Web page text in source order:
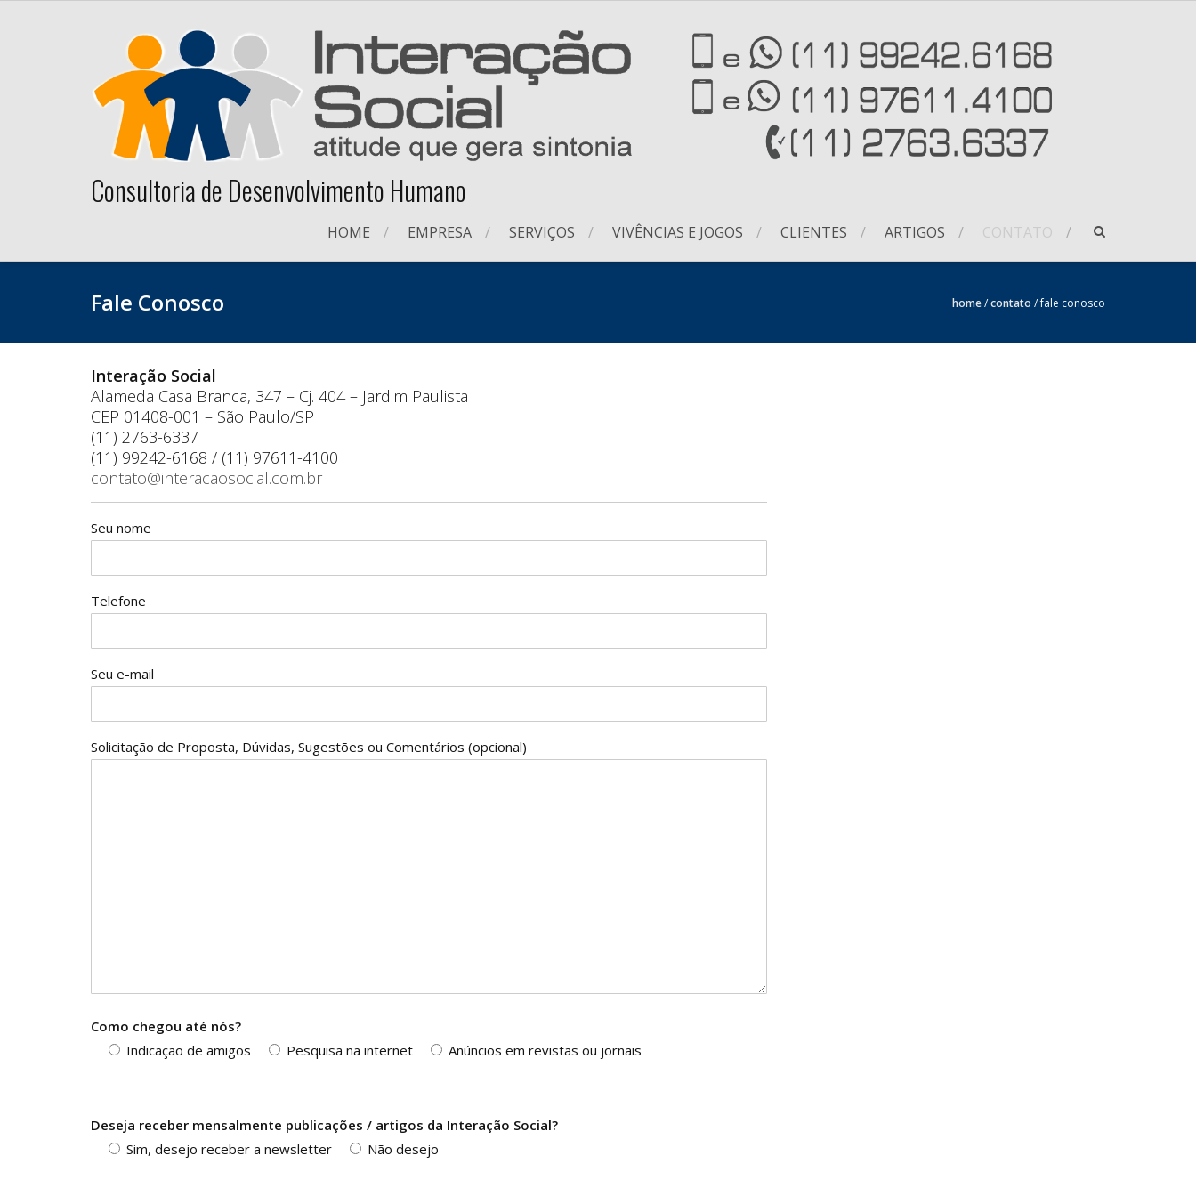
Consultoria de Desenvolvimento Humano
HOME EMPRESA SERVIÇOS VIVÊNCIAS E JOGOS CLIENTES ARTIGOS CONTATO
Fale Conosco home/contato /fale conosco
Interação Social
Alameda Casa Branca, 347 – Cj. 404 – Jardim Paulista
CEP 01408-001 – São Paulo/SP
(11) 2763-6337
(11) 99242-6168 / (11) 97611-4100
contato@interacaosocial.com.br
Seu nome
Telefone
Seu e-mail
Solicitação de Proposta, Dúvidas, Sugestões ou Comentários (opcional)
Como chegou até nós?
Indicação de amigos
Pesquisa na internet Anúncios em revistas ou jornais
Deseja receber mensalmente publicações / artigos da Interação Social?
Sim, desejo receber a newsletter
Não desejo